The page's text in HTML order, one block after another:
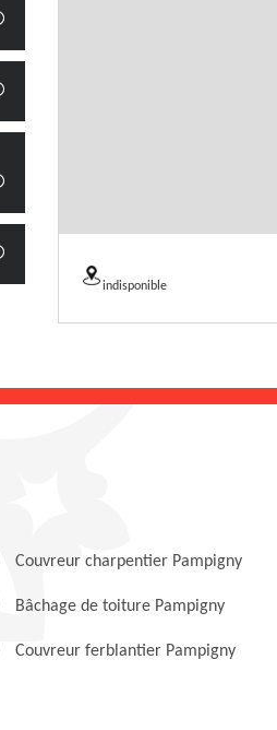
indisponible
Couvreur charpentier Pampigny
Bâchage de toiture Pampigny
Couvreur ferblantier Pampigny